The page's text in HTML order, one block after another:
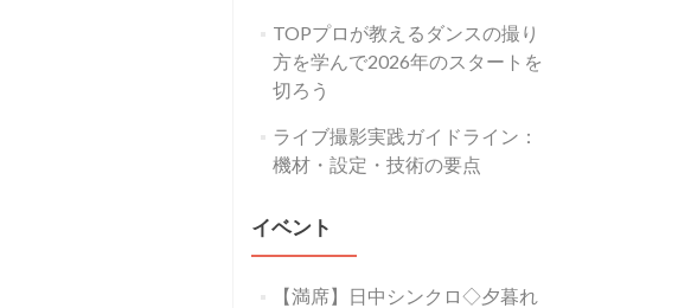
TOPプロが教えるダンスの撮り
方を学んで2026年のスタートを
切ろう
ライブ撮影実践ガイドライン：
機材・設定・技術の要点
イベント
【満席】日中シンクロ◇夕暮れ